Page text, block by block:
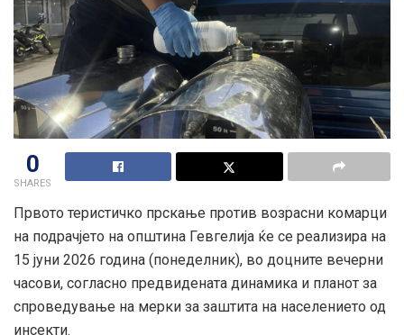
0
SHARES
Првото теристичко прскање против возрасни комарци
на подрачјето на општина Гевгелија ќе се реализира на
15 јуни 2026 година (понеделник), во доцните вечерни
часови, согласно предвидената динамика и планот за
спроведување на мерки за заштита на населението од
инсекти.